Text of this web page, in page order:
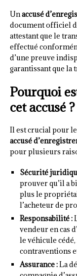
Unaccusé
document officiel
attestant que le
effectué
d’une preuve
garantissant que la
Pourquoi
cet accusé ?
Il est crucial pour
accusé
pour plusieurs
Sécurité
prouver qu’il a
plus le
l’acheteur de
Responsabilité :
vendeur en cas
le véhicule
contraventions
Assurance :La